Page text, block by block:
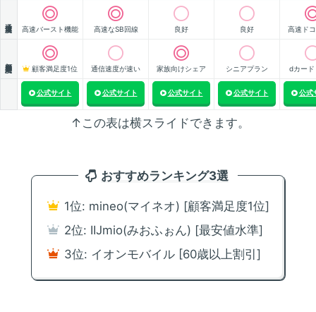
高速バースト機能 高速なSB回線 良好 良好 高速ド
顧客満足度1位 通信速度が速い 家族向けシェア シニアプラン dカード
公式サイト 公式サイト 公式サイト 公式サイト 公式
↑この表は横スライドできます。
おすすめランキング3選
1位: mineo(マイネオ) [顧客満足度1位]
2位: IIJmio(みおふぉん) [最安値水準]
3位: イオンモバイル [60歳以上割引]